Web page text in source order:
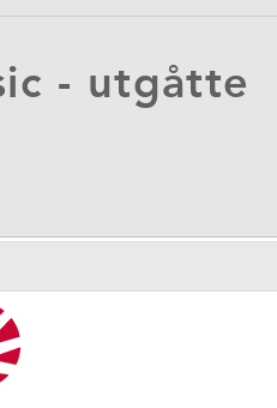
- utgåtte
All in One Basic er en